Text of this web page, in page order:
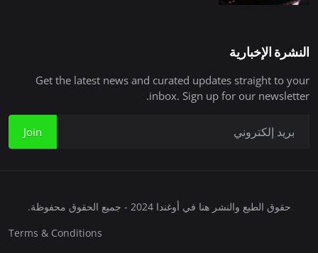
النشرة الإخبارية
Get the latest news and curated updates straight to your
inbox. Sign up for our newsletter.
Join
حقوق الطبع والنشر هنا في أوغندا 2024 - جميع الحقوق محفوظة.
Terms & Conditions